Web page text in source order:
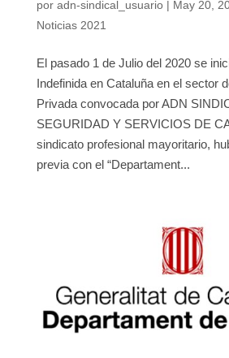
por adn-sindical_usuario| May 20,
Noticias 2021
El pasado 1 de Julio del 2020 se
Indefinida en Cataluña en el sector
Privada convocada por ADN
SEGURIDAD Y SERVICIOS DE
sindicato profesional mayoritario,
previa con el “Departament...